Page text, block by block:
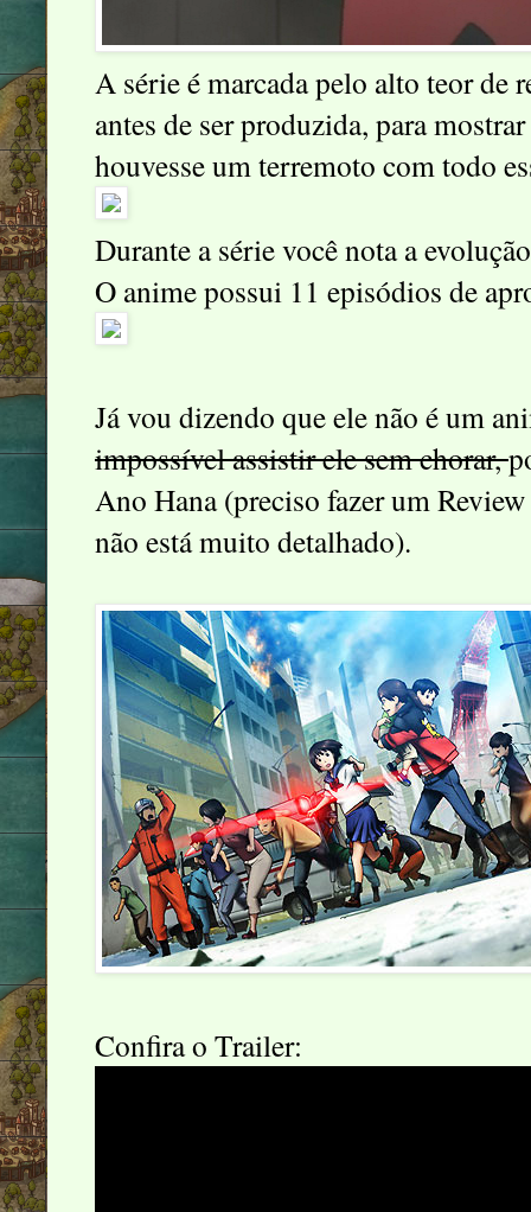
A série é marcada pelo alto teor de
antes de ser produzida, para
houvesse um terremoto com todo
Durante a série você nota a
O anime possui 11 episódios de
Já vou dizendo que ele não é um
impossível assistir ele sem chorar,
Ano Hana (preciso fazer um
não está muito detalhado).
Confira o Trailer: